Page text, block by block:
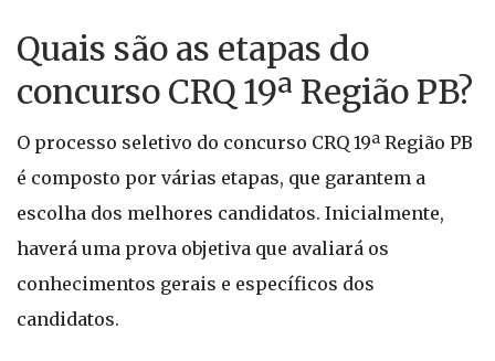
Quais são as etapas do
concurso CRQ 19ª Região PB?
O processo seletivo do concurso CRQ 19ª Região PB
é composto por várias etapas, que garantem a
escolha dos melhores candidatos. Inicialmente,
haverá uma prova objetiva que avaliará os
conhecimentos gerais e específicos dos
candidatos.